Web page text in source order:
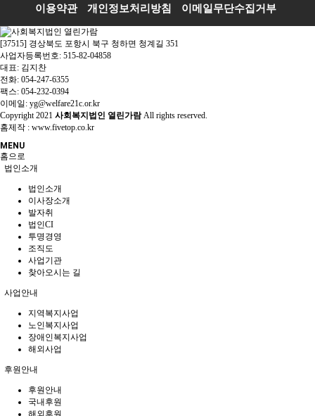
이용약관 개인정보처리방침 이메일무단수집거부
[37515] 경상북도 포항시 북구 청하면 청계길 351
사업자등록번호: 515-82-04858
대표: 김지찬
전화: 054-247-6355
팩스: 054-232-0394
이메일: yg@welfare21c.or.kr
Copyright2021 사회복지법인 열린가람All rights reserved.
홈제작 : www.fivetop.co.kr
MENU
홈으로
법인소개
법인소개
이사장소개
발자취
법인CI
투명경영
조직도
사업기관
찾아오시는 길
사업안내
지역복지사업
노인복지사업
장애인복지사업
해외사업
후원안내
후원안내
국내후원
해외후원